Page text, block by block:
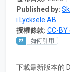
Published by:
i Lycksele AB
授權條款: CC-BY
如何引用
下載最新版本的